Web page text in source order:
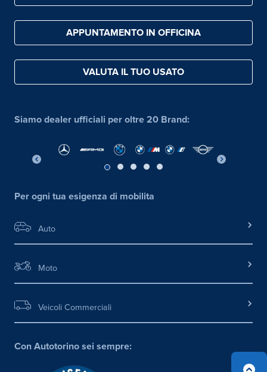
APPUNTAMENTO IN OFFICINA
VALUTA IL TUO USATO
Siamo dealer ufficiali per oltre 20 Brand:
Per ogni tua esigenza di mobilita
Auto
Moto
Veicoli Commerciali
Con Autotorino sei sempre: